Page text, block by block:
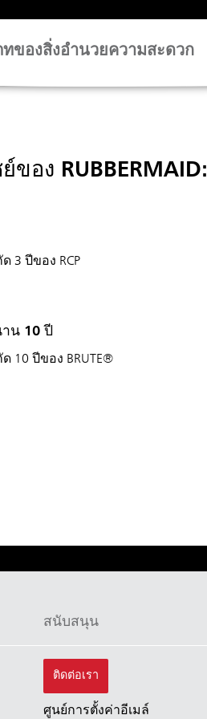
ทของสิ่งอำนวยความสะดวก
วซีแลนด์
อง RUBBERMAID:
3 ปีของ RCP
น 10 ปี
10 ปีของ BRUTE®
สนับสนุน
ติดต่อเรา
ศูนย์การตั้งค่าอีเมล์